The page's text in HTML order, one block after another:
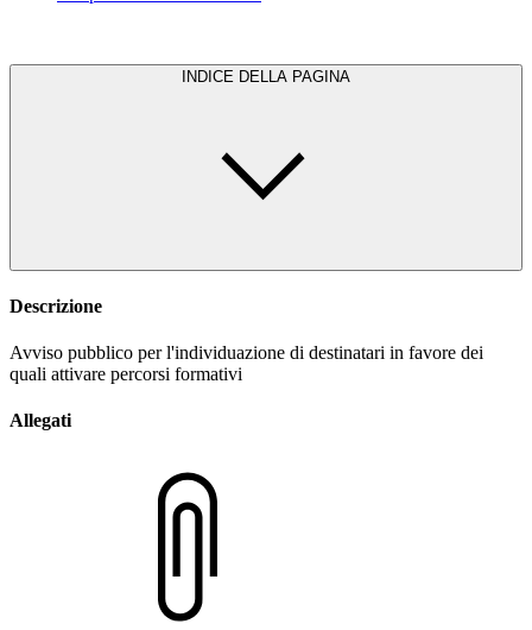
INDICE DELLA PAGINA
Descrizione
Avviso pubblico per l'individuazione di destinatari in favore dei
quali attivare percorsi formativi
Allegati